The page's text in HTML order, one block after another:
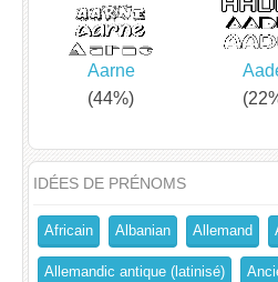
Aarne
(44%)
IDÉES DE PRÉNOMS
Africain Albanian Allemand
Allemandic antique (latinisé)